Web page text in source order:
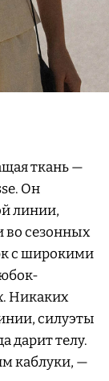
ткань —
Он
линии,
во сезонных
с широкими
Никаких
силуэты
дарит телу.
каблуки, —